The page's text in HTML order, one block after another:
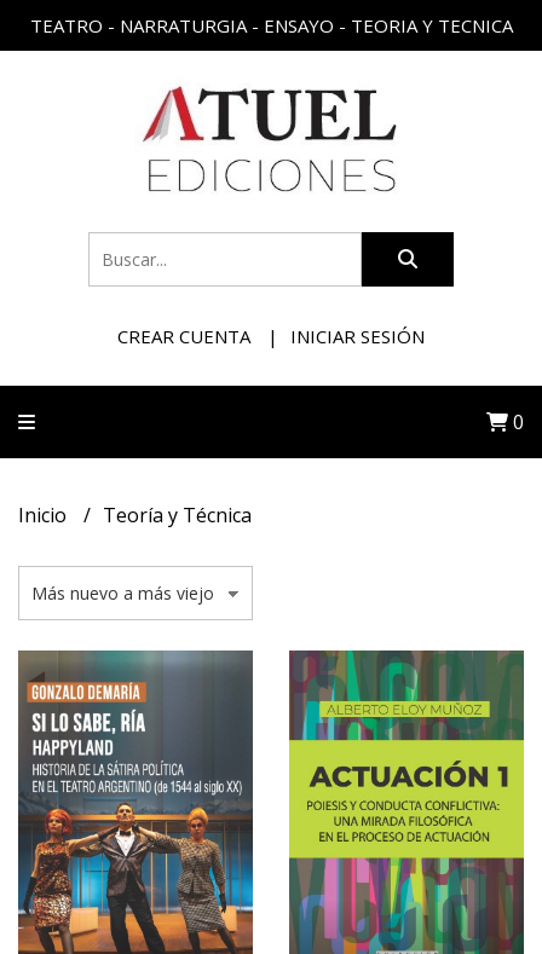
TEATRO - NARRATURGIA - ENSAYO - TEORIA Y TECNICA
CREAR CUENTA INICIAR SESIÓN
0
Inicio Teoría y Técnica